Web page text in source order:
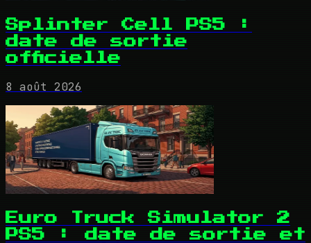
Splinter Cell PS5 :
date de sortie
officielle
8 août 2026
Euro Truck Simulator 2
PS5 : date de sortie et